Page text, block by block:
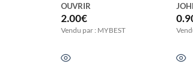
OUVRIR
2.00€
Vendu par : MYBEST